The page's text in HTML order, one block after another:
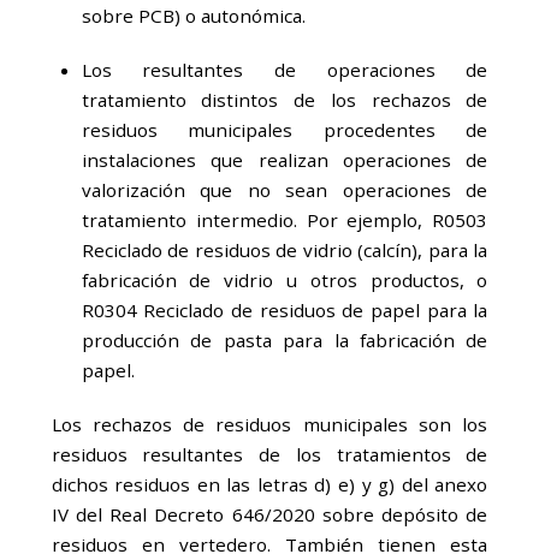
sobre PCB) o autonómica.
Los resultantes de operaciones de
tratamiento distintos de los rechazos de
residuos municipales procedentes de
instalaciones que realizan operaciones de
valorización que no sean operaciones de
tratamiento intermedio. Por ejemplo, R0503
Reciclado de residuos de vidrio (calcín), para la
fabricación de vidrio u otros productos, o
R0304 Reciclado de residuos de papel para la
producción de pasta para la fabricación de
papel.
Los rechazos de residuos municipales son los
residuos resultantes de los tratamientos de
dichos residuos en las letras d) e) y g) del anexo
IV del Real Decreto 646/2020 sobre depósito de
residuos en vertedero. También tienen esta